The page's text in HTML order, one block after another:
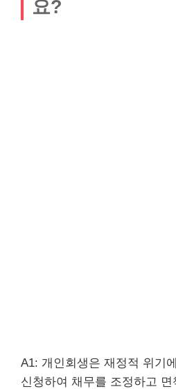
요?
A1: 개인회생은 재정적 위기
신청하여 채무를 조정하고